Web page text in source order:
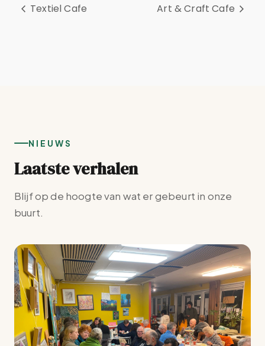
Textiel Cafe Art & Craft Cafe
NIEUWS
Laatste verhalen
Blijf op de hoogte van wat er gebeurt in onze
buurt.